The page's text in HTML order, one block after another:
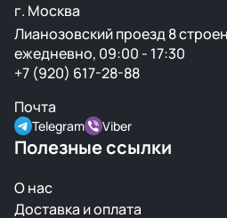
г. Москва
Лианозовский проезд 8
ежедневно, 09:00 - 17:30
+7 (920) 617-28-88
Почта
Telegram Viber
Полезные ссылки
О нас
Доставка и оплата